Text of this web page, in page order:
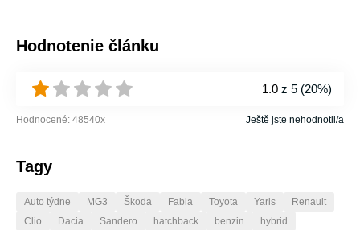
Hodnotenie článku
1.0 z 5 (20%)
Hodnocené: 48540x Ještě jste nehodnotil/a
Tagy
Auto týdne MG3 Škoda Fabia Toyota Yaris
Renault
Clio
Dacia Sandero hatchback benzin
hybrid